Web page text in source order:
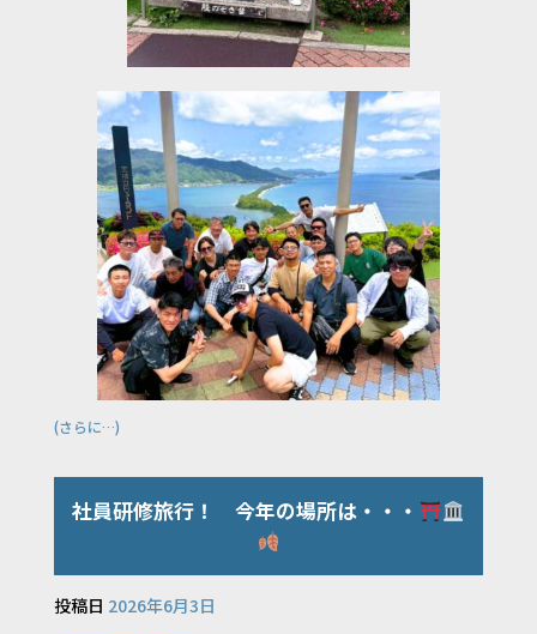
(さらに…)
社員研修旅行！ 今年の場所は・・・
投稿日 2026年6月3日